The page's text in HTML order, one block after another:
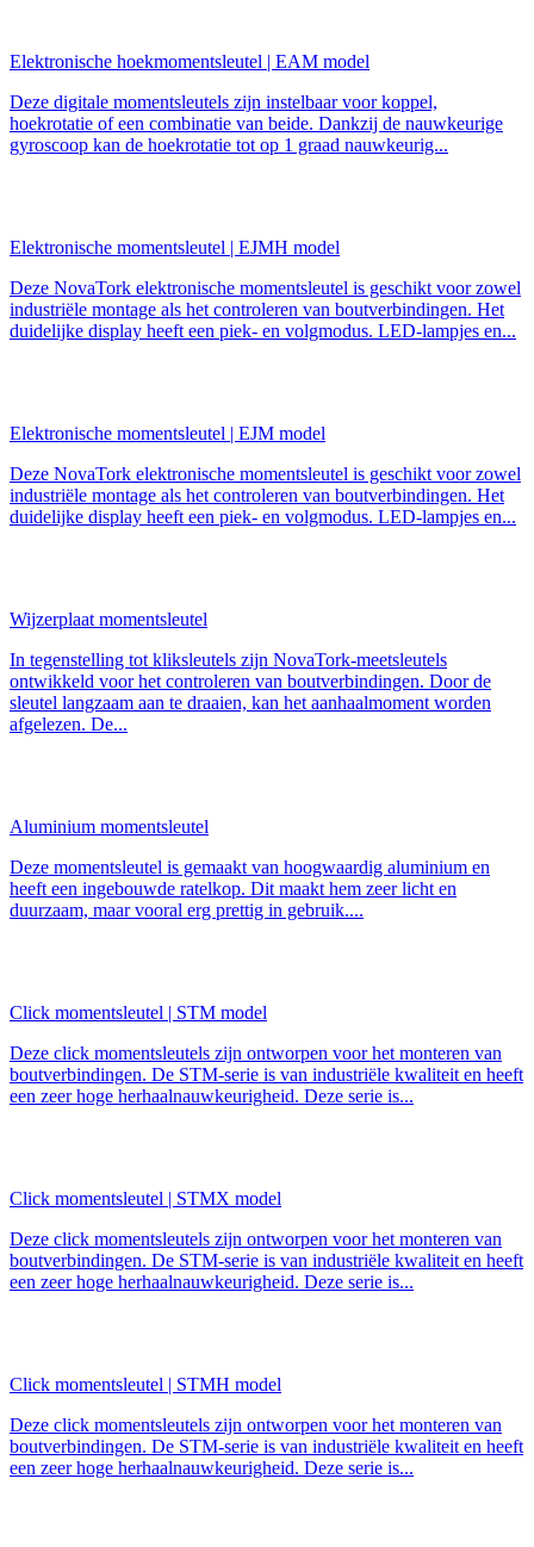
Elektronische hoekmomentsleutel | EAM model
Deze digitale momentsleutels zijn instelbaar voor koppel,
hoekrotatie of een combinatie van beide. Dankzij de nauwkeurige
gyroscoop kan de hoekrotatie tot op 1 graad nauwkeurig...
Elektronische momentsleutel | EJMH model
Deze NovaTork elektronische momentsleutel is geschikt voor zowel
industriële montage als het controleren van boutverbindingen. Het
duidelijke display heeft een piek- en volgmodus. LED-lampjes en...
Elektronische momentsleutel | EJM model
Deze NovaTork elektronische momentsleutel is geschikt voor zowel
industriële montage als het controleren van boutverbindingen. Het
duidelijke display heeft een piek- en volgmodus. LED-lampjes en...
Wijzerplaat momentsleutel
In tegenstelling tot kliksleutels zijn NovaTork-meetsleutels
ontwikkeld voor het controleren van boutverbindingen. Door de
sleutel langzaam aan te draaien, kan het aanhaalmoment worden
afgelezen. De...
Aluminium momentsleutel
Deze momentsleutel is gemaakt van hoogwaardig aluminium en
heeft een ingebouwde ratelkop. Dit maakt hem zeer licht en
duurzaam, maar vooral erg prettig in gebruik....
Click momentsleutel | STM model
Deze click momentsleutels zijn ontworpen voor het monteren van
boutverbindingen. De STM-serie is van industriële kwaliteit en heeft
een zeer hoge herhaalnauwkeurigheid. Deze serie is...
Click momentsleutel | STMX model
Deze click momentsleutels zijn ontworpen voor het monteren van
boutverbindingen. De STM-serie is van industriële kwaliteit en heeft
een zeer hoge herhaalnauwkeurigheid. Deze serie is...
Click momentsleutel | STMH model
Deze click momentsleutels zijn ontworpen voor het monteren van
boutverbindingen. De STM-serie is van industriële kwaliteit en heeft
een zeer hoge herhaalnauwkeurigheid. Deze serie is...